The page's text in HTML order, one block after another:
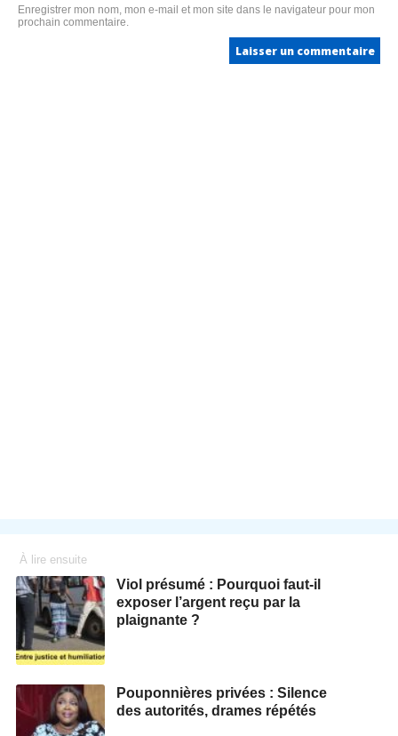
Enregistrer mon nom, mon e-mail et mon site dans le navigateur pour mon
prochain commentaire.
À lire ensuite
Viol présumé : Pourquoi faut-il
exposer l’argent reçu par la
plaignante ?
Pouponnières privées : Silence
des autorités, drames répétés